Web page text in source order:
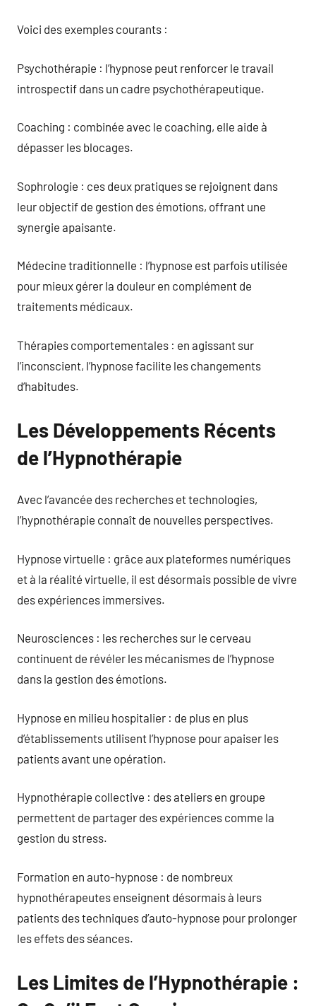
Voici des exemples courants :
Psychothérapie : l’hypnose peut renforcer le travail
introspectif dans un cadre psychothérapeutique.
Coaching : combinée avec le coaching, elle aide à
dépasser les blocages.
Sophrologie : ces deux pratiques se rejoignent dans
leur objectif de gestion des émotions, offrant une
synergie apaisante.
Médecine traditionnelle : l’hypnose est parfois utilisée
pour mieux gérer la douleur en complément de
traitements médicaux.
Thérapies comportementales : en agissant sur
l’inconscient, l’hypnose facilite les changements
d’habitudes.
Les Développements Récents
de l’Hypnothérapie
Avec l’avancée des recherches et technologies,
l’hypnothérapie connaît de nouvelles perspectives.
Hypnose virtuelle : grâce aux plateformes numériques
et à la réalité virtuelle, il est désormais possible de vivre
des expériences immersives.
Neurosciences : les recherches sur le cerveau
continuent de révéler les mécanismes de l’hypnose
dans la gestion des émotions.
Hypnose en milieu hospitalier : de plus en plus
d’établissements utilisent l’hypnose pour apaiser les
patients avant une opération.
Hypnothérapie collective : des ateliers en groupe
permettent de partager des expériences comme la
gestion du stress.
Formation en auto-hypnose : de nombreux
hypnothérapeutes enseignent désormais à leurs
patients des techniques d’auto-hypnose pour prolonger
les effets des séances.
Les Limites de l’Hypnothérapie :